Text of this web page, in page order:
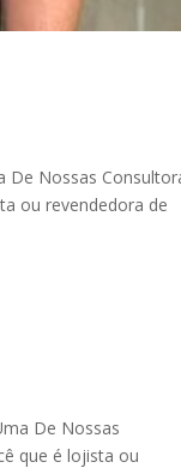
De Nossas
ou revendedora de
De Nossas
que é lojista ou